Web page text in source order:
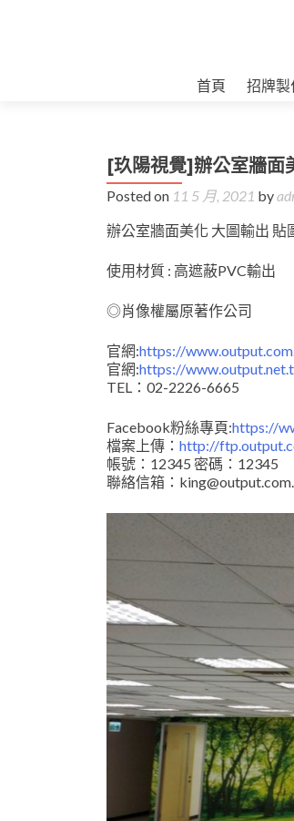
首頁 招牌製
[玖陽視覺]辦公室牆面
Posted on 11 5 月, 2021 by
辦公室牆面美化 大圖輸出 貼
使用材質 : 高遮蔽PVC輸出
◎肖像權屬原著作公司
官網:https://
官網:https://
TEL：02-2226-6665
Facebook粉絲專頁:https://
檔案上傳： http://
帳號：12345 密碼：12345
聯絡信箱：